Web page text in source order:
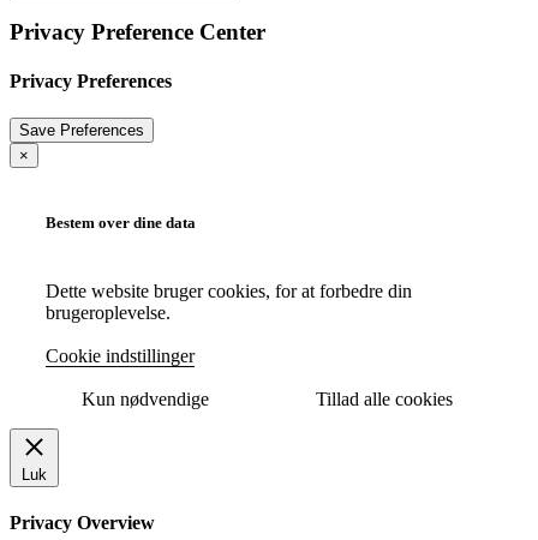
Privacy Preference Center
Privacy Preferences
×
Bestem over dine data
Dette website bruger cookies, for at forbedre din
brugeroplevelse.
Cookie indstillinger
Kun nødvendige Tillad alle cookies
Luk
Privacy Overview